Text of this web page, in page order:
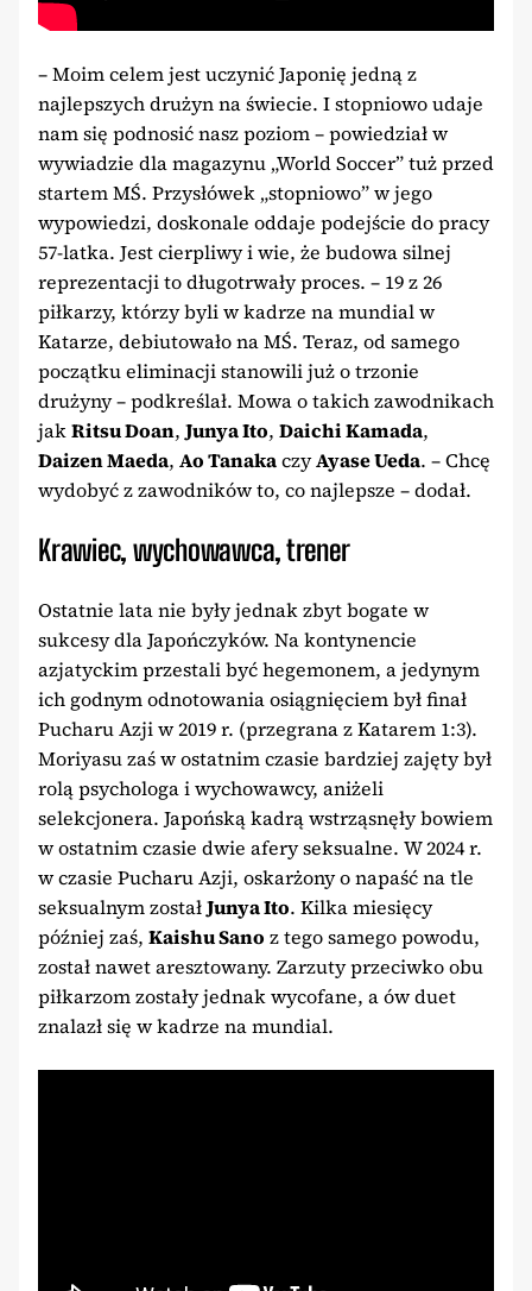
– Moim celem jest uczynić Japonię jedną z
najlepszych drużyn na świecie. I stopniowo udaje
nam się podnosić nasz poziom – powiedział w
wywiadzie dla magazynu „World Soccer” tuż przed
startem MŚ. Przysłówek „stopniowo” w jego
wypowiedzi, doskonale oddaje podejście do pracy
57-latka. Jest cierpliwy i wie, że budowa silnej
reprezentacji to długotrwały proces. – 19 z 26
piłkarzy, którzy byli w kadrze na mundial w
Katarze, debiutowało na MŚ. Teraz, od samego
początku eliminacji stanowili już o trzonie
drużyny – podkreślał. Mowa o takich zawodnikach
jakRitsu Doan, Junya Ito, Daichi Kamada,
Daizen Maeda, Ao TanakaczyAyase Ueda. – Chcę
wydobyć z zawodników to, co najlepsze – dodał.
Krawiec, wychowawca, trener
Ostatnie lata nie były jednak zbyt bogate w
sukcesy dla Japończyków. Na kontynencie
azjatyckim przestali być hegemonem, a jedynym
ich godnym odnotowania osiągnięciem był finał
Pucharu Azji w 2019 r. (przegrana z Katarem 1:3).
Moriyasu zaś w ostatnim czasie bardziej zajęty był
rolą psychologa i wychowawcy, aniżeli
selekcjonera. Japońską kadrą wstrząsnęły bowiem
w ostatnim czasie dwie afery seksualne. W 2024 r.
w czasie Pucharu Azji, oskarżony o napaść na tle
seksualnym zostałJunya Ito. Kilka miesięcy
później zaś, Kaishu Sano z tego samego powodu,
został nawet aresztowany. Zarzuty przeciwko obu
piłkarzom zostały jednak wycofane, a ów duet
znalazł się w kadrze na mundial.